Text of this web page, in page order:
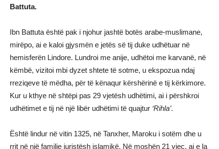
Battuta.
Ibn Battuta është pak i njohur jashtë botës arabe-muslimane,
mirëpo, ai e kaloi gjysmën e jetës së tij duke udhëtuar në
hemisferën Lindore. Lundroi me anije, udhëtoi me karvanë, në
këmbë, vizitoi mbi dyzet shtete të sotme, u ekspozua ndaj
rreziqeve të mëdha, për të kënaqur kërshërinë e tij kërkimore.
Kur u kthye në shtëpi pas 29 vjetësh udhëtimi, ai i përshkroi
udhëtimet e tij në një libër udhëtimi të quajtur ‘Rihla’.
Është lindur në vitin 1325, në Tanxher, Maroku i sotëm dhe u
rrit në një familje juristësh islamikë. Në moshën 21 vjeç, ai e la